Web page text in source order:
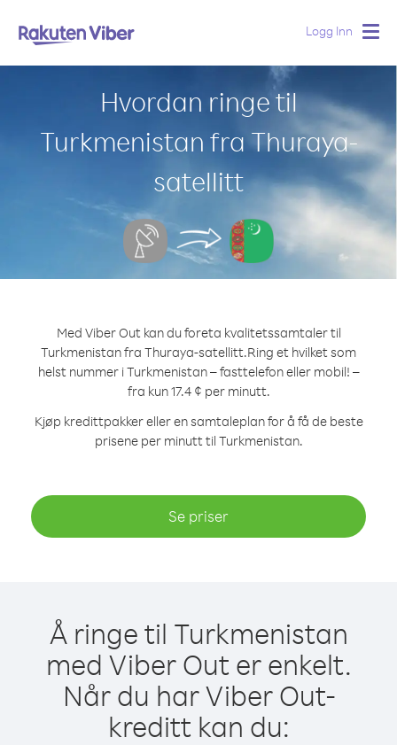
Logg Inn
Hvordan ringe til
Turkmenistan fra Thuraya-
satellitt
Med Viber Out kan du foreta kvalitetssamtaler til
Turkmenistan fra Thuraya-satellitt.Ring et hvilket som
helst nummer i Turkmenistan – fasttelefon eller mobil! –
fra kun 17.4 ¢ per minutt.
Kjøp kredittpakker eller en samtaleplan for å få de beste
prisene per minutt til Turkmenistan.
Se priser
Å ringe til Turkmenistan
med Viber Out er enkelt.
Når du har Viber Out-
kreditt kan du: